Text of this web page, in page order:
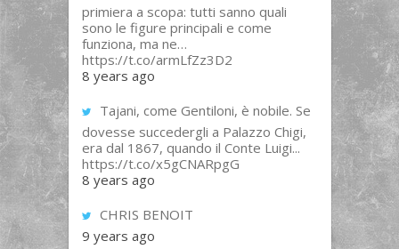
primiera a scopa: tutti sanno quali
sono le figure principali e come
funziona, ma ne…
https://t.co/armLfZz3D2
8 years ago
Tajani, come Gentiloni, è nobile. Se
dovesse succedergli a Palazzo Chigi,
era dal 1867, quando il Conte Luigi...
https://t.co/x5gCNARpgG
8 years ago
CHRIS BENOIT
9 years ago